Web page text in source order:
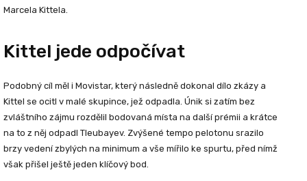
Marcela Kittela.
Kittel jede odpočívat
Podobný cíl měl i Movistar, který následně dokonal dílo zkázy a
Kittel se ocitl v malé skupince, jež odpadla. Únik si zatím bez
zvláštního zájmu rozdělil bodovaná místa na další prémii a krátce
na to z něj odpadl Tleubayev. Zvýšené tempo pelotonu srazilo
brzy vedení zbylých na minimum a vše mířilo ke spurtu, před nímž
však přišel ještě jeden klíčový bod.